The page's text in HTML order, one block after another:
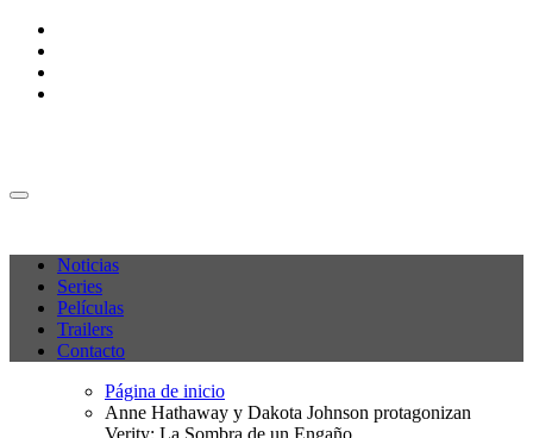
contenido
Noticias
Series
Películas
Trailers
Contacto
Página de inicio
Anne Hathaway y Dakota Johnson protagonizan
Verity: La Sombra de un Engaño